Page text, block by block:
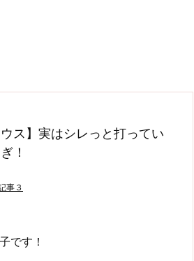
ス】実はシレっと打ってい
！
事３
です！